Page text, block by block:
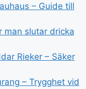
– Guide till
man slutar dricka
Rieker – Säker
– Trygghet vid